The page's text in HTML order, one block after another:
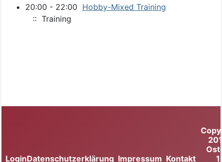
20:00 - 22:00 Hobby-Mixed Training
:: Training
LoginDatenschutzerklärung Impressum Kontakt